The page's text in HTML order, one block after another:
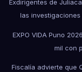
Exdirigentes de
las
EXPO VIDA Puno
mil con
Fiscalía advierte que